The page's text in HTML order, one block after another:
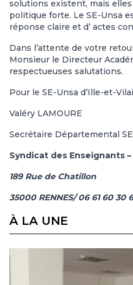
solutions existent, mais
politique forte. Le SE-Unsa
réponse claire et d’ actes
Dans l’attente de votre
Monsieur le Directeur
respectueuses salutations.
Pour le SE-Unsa d’Ille-et-
Valéry LAMOURE
Secrétaire Départemental
Syndicat des Enseignants –
189 Rue de Chatillon
35000 RENNES/06 61 60 30
À LA UNE